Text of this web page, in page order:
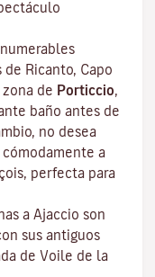
Ricanto, Capo
zona de Porticcio,
baño antes de
no desea
a
perfecta para
a Ajaccio son
sus antiguos
de Voile de la